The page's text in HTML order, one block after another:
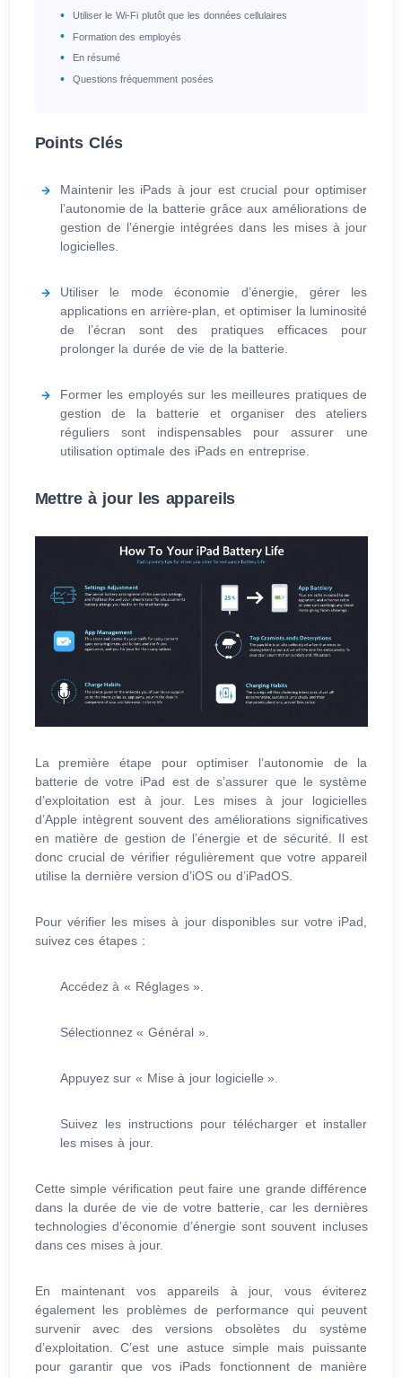
Utiliser le Wi-Fi plutôt que les données cellulaires
Formation des employés
En résumé
Questions fréquemment posées
Points Clés
Maintenir les iPads à jour est crucial pour optimiser
l’autonomie de la batterie grâce aux améliorations de
gestion de l’énergie intégrées dans les mises à jour
logicielles.
Utiliser le mode économie d’énergie, gérer les
applications en arrière-plan, et optimiser la luminosité
de l’écran sont des pratiques efficaces pour
prolonger la durée de vie de la batterie.
Former les employés sur les meilleures pratiques de
gestion de la batterie et organiser des ateliers
réguliers sont indispensables pour assurer une
utilisation optimale des iPads en entreprise.
Mettre à jour les appareils
La première étape pour optimiser l’autonomie de la
batterie de votre iPad est de s’assurer que le système
d’exploitation est à jour. Les mises à jour logicielles
d’Apple intègrent souvent des améliorations significatives
en matière de gestion de l’énergie et de sécurité. Il est
donc crucial de vérifier régulièrement que votre appareil
utilise la dernière version d’iOS ou d’iPadOS.
Pour vérifier les mises à jour disponibles sur votre iPad,
suivez ces étapes :
Accédez à « Réglages ».
Sélectionnez « Général ».
Appuyez sur « Mise à jour logicielle ».
Suivez les instructions pour télécharger et installer
les mises à jour.
Cette simple vérification peut faire une grande différence
dans la durée de vie de votre batterie, car les dernières
technologies d’économie d’énergie sont souvent incluses
dans ces mises à jour.
En maintenant vos appareils à jour, vous éviterez
également les problèmes de performance qui peuvent
survenir avec des versions obsolètes du système
d’exploitation. C’est une astuce simple mais puissante
pour garantir que vos iPads fonctionnent de manière